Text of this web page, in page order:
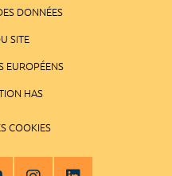
DONNÉES
SITE
EUROPÉENS
HAS
COOKIES